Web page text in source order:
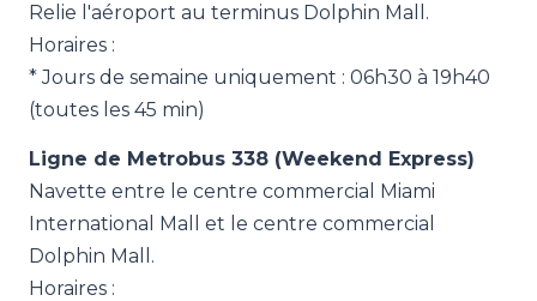
Relie l'aéroport au terminus Dolphin Mall.
Horaires :
* Jours de semaine uniquement : 06h30 à 19h40
(toutes les 45 min)
Ligne de Metrobus 338 (Weekend Express)
Navette entre le centre commercial Miami
International Mall et le centre commercial
Dolphin Mall.
Horaires :